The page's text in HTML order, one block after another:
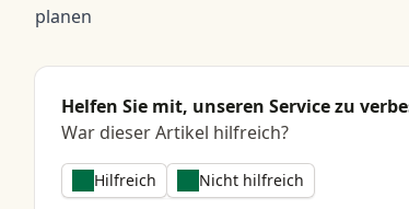
planen
Helfen Sie mit, unseren Service zu
War dieser Artikel hilfreich?
Hilfreich Nicht hilfreich